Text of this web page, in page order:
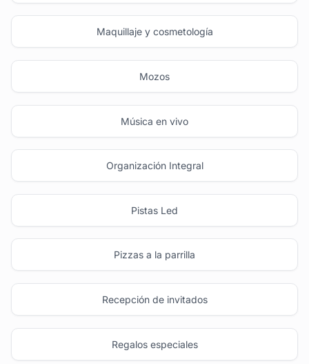
Maquillaje y cosmetología
Mozos
Música en vivo
Organización Integral
Pistas Led
Pizzas a la parrilla
Recepción de invitados
Regalos especiales